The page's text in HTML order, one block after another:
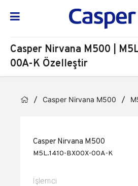
Casper Nirvana M500 |
00A-K Özelleştir
Casper Nirvana M500
Casper Nirvana M500
M5L.1410-BX00X-00A-K
İşlemci